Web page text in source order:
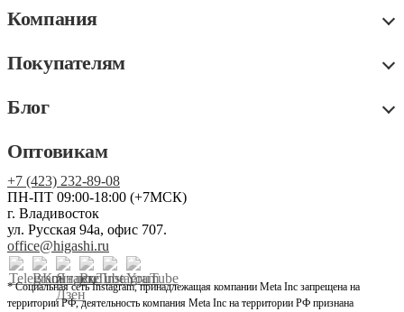
Компания
Покупателям
Блог
Оптовикам
+7 (423) 232-89-08
ПН-ПТ 09:00-18:00 (+7МСК)
г. Владивосток
ул. Русская 94а, офис 707.
office@higashi.ru
* Социальная сеть Instagram, принадлежащая компании Meta Inc запрещена на
территории РФ, деятельность компания Meta Inc на территории РФ признана